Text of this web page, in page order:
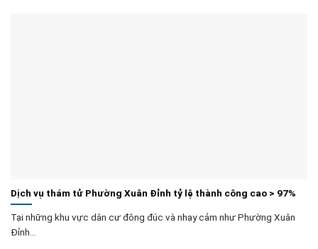
Dịch vụ thám tử Phường Xuân Đỉnh tỷ lệ thành công cao > 97%
Tại những khu vực dân cư đông đúc và nhạy cảm như Phường Xuân
Đỉnh...